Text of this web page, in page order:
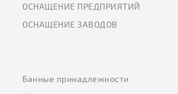
ОСНАЩЕНИЕ ПРЕДПРИЯТИЙ
ОСНАЩЕНИЕ ЗАВОДОВ
Банные принадлежности